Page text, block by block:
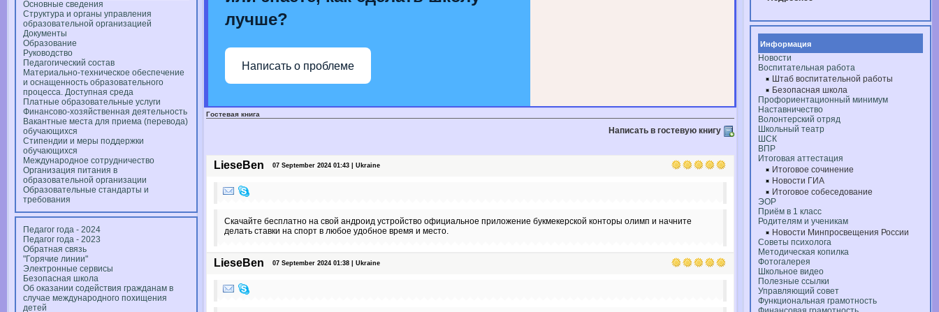
Основные сведения
Структура и органы управления
образовательной организацией
Документы
Образование
Руководство
Педагогический состав
Материально-техническое обеспечение
и оснащенность образовательного
процесса. Доступная среда
Платные образовательные услуги
Финансово-хозяйственная деятельность
Вакантные места для приема (перевода)
обучающихся
Стипендии и меры поддержки
обучающихся
Международное сотрудничество
Организация питания в
образовательной организации
Образовательные стандарты и
требования
Педагог года - 2024
Педагог года - 2023
Обратная связь
"Горячие линии"
Электронные сервисы
Безопасная школа
Об оказании содействия гражданам в
случае международного похищения
детей
лучше?
Написать о проблеме
Гостевая книга
Написать в гостевую книгу
LieseBen 07 September 2024 01:43 | Ukraine
Скачайте бесплатно на свой андроид устройство официальное приложение букмекерской конторы олимп и начните
делать ставки на спорт в любое удобное время и место.
LieseBen 07 September 2024 01:38 | Ukraine
Информация
Новости
Воспитательная работа
Штаб воспитательной работы
Безопасная школа
Профориентационный минимум
Наставничество
Волонтерский отряд
Школьный театр
ШСК
ВПР
Итоговая аттестация
Итоговое сочинение
Новости ГИА
Итоговое собеседование
ЭОР
Приём в 1 класс
Родителям и ученикам
Новости Минпросвещения России
Советы психолога
Методическая копилка
Фотогалерея
Школьное видео
Полезные ссылки
Управляющий совет
Функциональная грамотность